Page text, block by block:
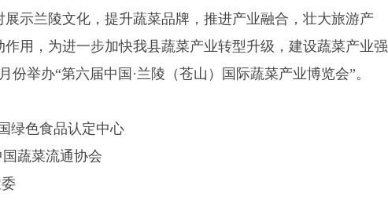
示兰陵文化，提升蔬菜品牌，推进产业融合，壮大旅游产
用，为进一步加快我县蔬菜产业转型升级，建设蔬菜产业强
份举办“第六届中国·兰陵（苍山）国际蔬菜产业博览会”。
绿色食品认定中心
蔬菜流通协会